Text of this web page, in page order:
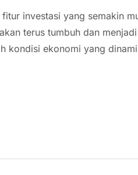
investasi yang semakin
terus tumbuh dan
kondisi ekonomi yang